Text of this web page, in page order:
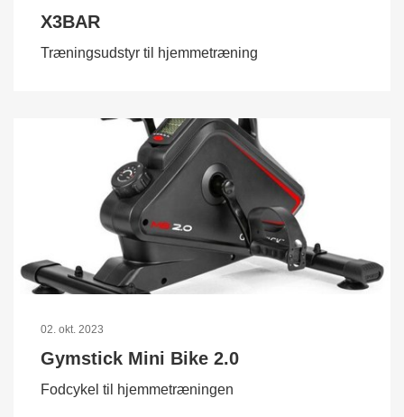
X3BAR
Træningsudstyr til hjemmetræning
02. okt. 2023
Gymstick Mini Bike 2.0
Fodcykel til hjemmetræningen